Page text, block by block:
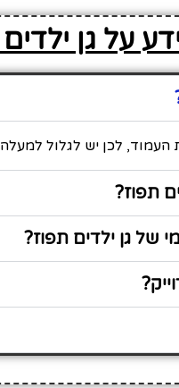
על גן
לכן יש לגלול
תפוז?
גן ילדים תפוז?